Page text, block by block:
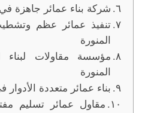
شركة بناء عمائر جاهزة في
تنفيذ عمائر عظم
المنورة
مؤسسة مقاولات لبناء
المنورة
بناء عمائر متعددة الأدوار
مقاول عمائر تسليم